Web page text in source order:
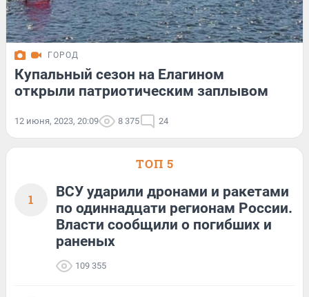
ГОРОД
Купальный сезон на Елагином
открыли патриотическим заплывом
12 июня, 2023, 20:09 8 375 24
ТОП 5
1
ВСУ ударили дронами и ракетами
по одиннадцати регионам России.
Власти сообщили о погибших и
раненых
109 355